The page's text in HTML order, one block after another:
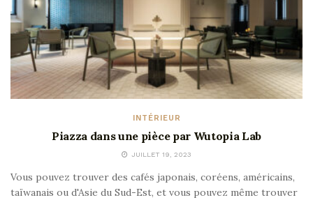
INTÉRIEUR
Piazza dans une pièce par Wutopia Lab
JUILLET 19, 2023
Vous pouvez trouver des cafés japonais, coréens, américains,
taïwanais ou d'Asie du Sud-Est, et vous pouvez même trouver